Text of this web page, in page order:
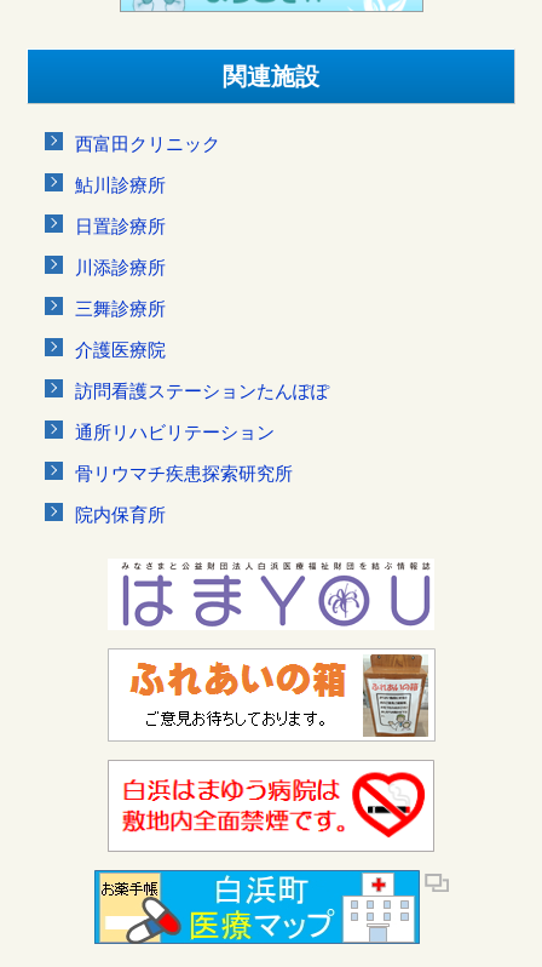
関連施設
西富田クリニック
鮎川診療所
日置診療所
川添診療所
三舞診療所
介護医療院
訪問看護ステーションたんぽぽ
通所リハビリテーション
骨リウマチ疾患探索研究所
院内保育所